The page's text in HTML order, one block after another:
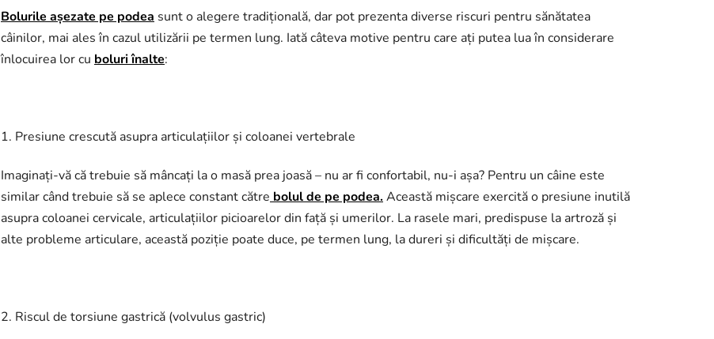
Bolurile așezate pe podea sunt o alegere tradițională, dar pot prezenta diverse riscuri pentru sănătatea
câinilor, mai ales în cazul utilizării pe termen lung. Iată câteva motive pentru care ați putea lua în considerare
înlocuirea lor cu boluri înalte:
1. Presiune crescută asupra articulațiilor și coloanei vertebrale
Imaginați-vă că trebuie să mâncați la o masă prea joasă – nu ar fi confortabil, nu-i așa? Pentru un câine este
similar când trebuie să se aplece constant către bolul de pe podea.Această mișcare exercită o presiune inutilă
asupra coloanei cervicale, articulațiilor picioarelor din față și umerilor. La rasele mari, predispuse la artroză și
alte probleme articulare, această poziție poate duce, pe termen lung, la dureri și dificultăți de mișcare.
2. Riscul de torsiune gastrică (volvulus gastric)